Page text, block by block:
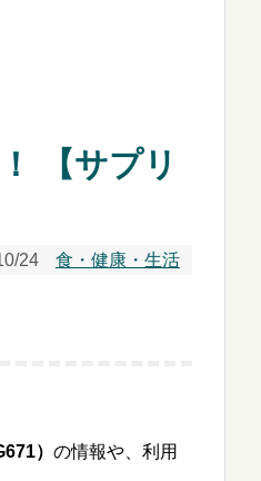
【サプリ
24 食・健康・生活
） の情報や、利用